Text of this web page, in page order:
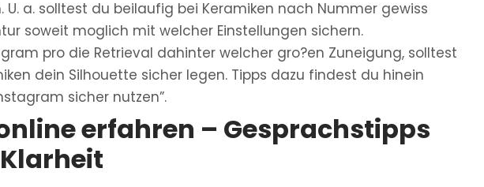
U. a. solltest du beilaufig bei Keramiken nach Nummer gewiss
soweit moglich mit welcher Einstellungen sichern.
pro die Retrieval dahinter welcher gro?en Zuneigung, solltest
dein Silhouette sicher legen. Tipps dazu findest du hinein
sicher nutzen”.
erfahren – Gesprachstipps